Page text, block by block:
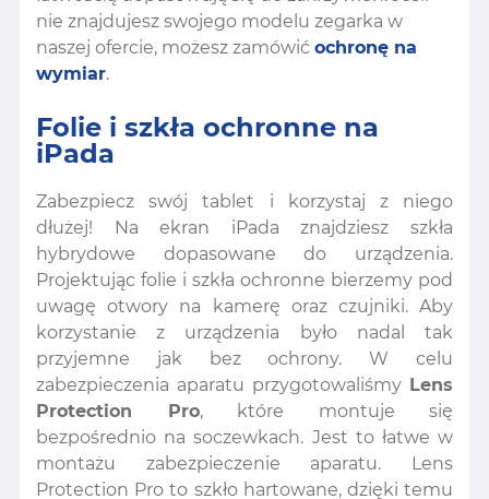
nie znajdujesz swojego modelu zegarka w
naszej ofercie, możesz zamówić ochronę na
wymiar.
Folie i szkła ochronne na
iPada
Zabezpiecz swój tablet i korzystaj z niego
dłużej! Na ekran iPada znajdziesz szkła
hybrydowe dopasowane do urządzenia.
Projektując folie i szkła ochronne bierzemy pod
uwagę otwory na kamerę oraz czujniki. Aby
korzystanie z urządzenia było nadal tak
przyjemne jak bez ochrony. W celu
zabezpieczenia aparatu przygotowaliśmy Lens
Protection Pro, które montuje się
bezpośrednio na soczewkach. Jest to łatwe w
montażu zabezpieczenie aparatu. Lens
Protection Pro to szkło hartowane, dzięki temu